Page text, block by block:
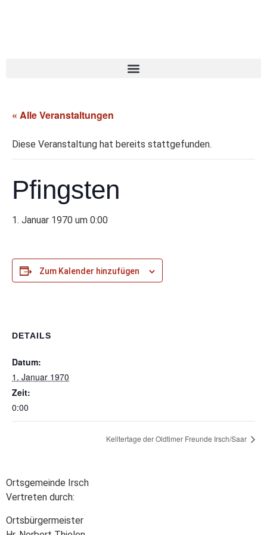
« Alle Veranstaltungen
Diese Veranstaltung hat bereits stattgefunden.
Pfingsten
1. Januar 1970 um 0:00
Zum Kalender hinzufügen
DETAILS
Datum:
1. Januar 1970
Zeit:
0:00
Kelltertage der Oldtimer Freunde Irsch/Saar
Ortsgemeinde Irsch
Vertreten durch:
Ortsbürgermeister